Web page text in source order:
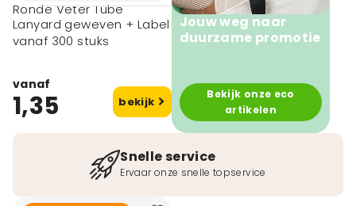
Ronde Veter Tube
Lanyard geweven + Label
vanaf 300 stuks
vanaf
1,35 bekijk
Jouw weg naar
duurzame promotie
Bekijk onze eco
artikelen
Snelle service
Ervaar onze snelle topservice